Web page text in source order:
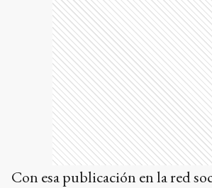
Con esa publicación en la red